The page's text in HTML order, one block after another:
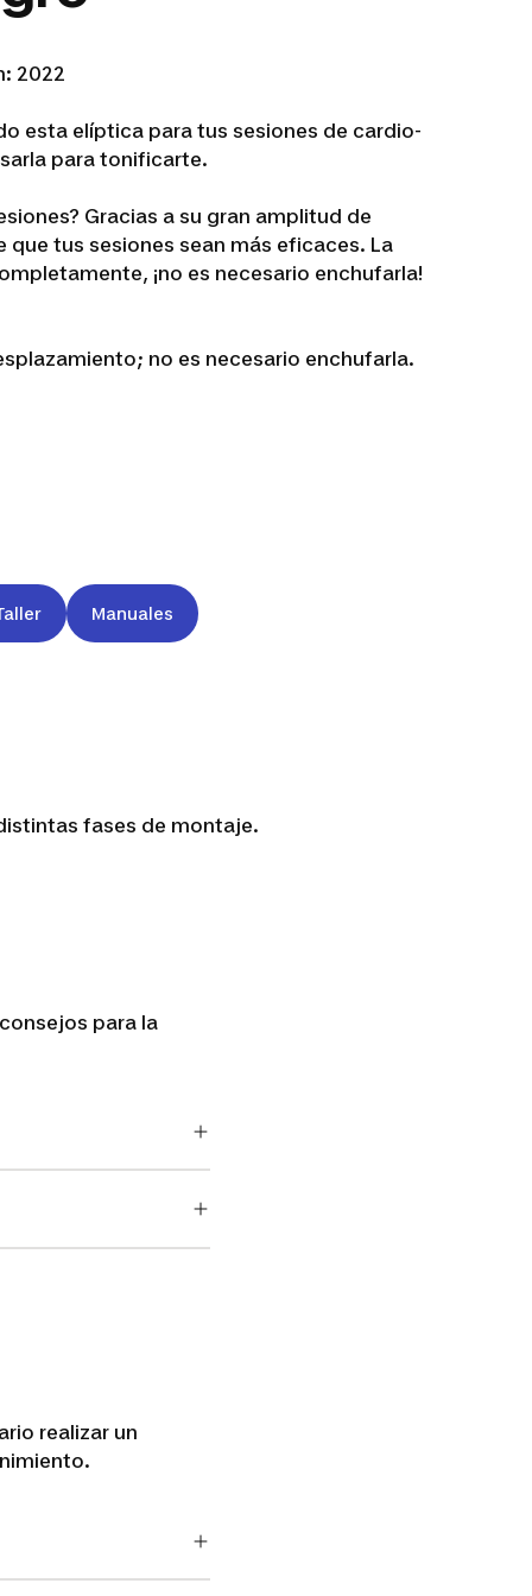
2022
esta elíptica para tus sesiones de cardio-
para tonificarte.
Gracias a su gran amplitud de
que tus sesiones sean más eficaces. La
¡no es necesario enchufarla!
no es necesario enchufarla.
Manuales
fases de montaje.
para la
realizar un